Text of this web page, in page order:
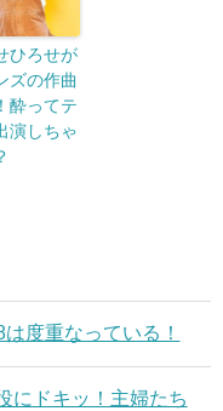
ひろせが
ズの作曲
酔ってテ
演しちゃ
度重なっている！
にドキッ！主婦たち